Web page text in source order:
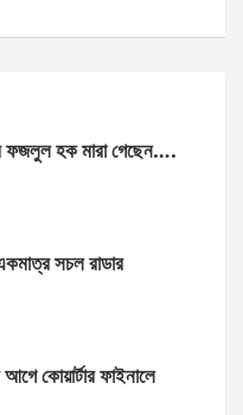
হক মারা গেছেন….
সচল রাডার
আগে কোয়ার্টার ফাইনালে